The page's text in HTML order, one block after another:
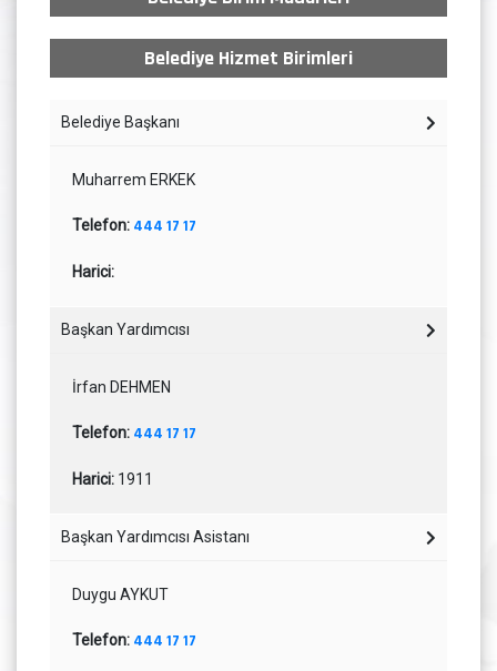
Belediye Hizmet Birimleri
Belediye Başkanı
Muharrem ERKEK
Telefon: 444 17 17
Harici:
Başkan Yardımcısı
İrfan DEHMEN
Telefon: 444 17 17
Harici: 1911
Başkan Yardımcısı Asistanı
Duygu AYKUT
Telefon: 444 17 17